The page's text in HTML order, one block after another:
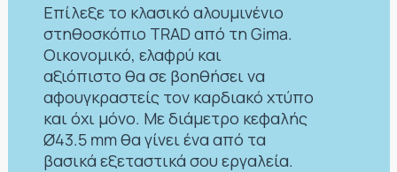
Επίλεξε το κλασικό αλουμινένιο
στηθοσκόπιο ΤRAD από τη Gima.
Οικονομικό, ελαφρύ και
αξιόπιστο θα σε βοηθήσει να
αφουγκραστείς τον καρδιακό χτύπο
και όχι μόνο. Με διάμετρο κεφαλής
Ø43.5 mm θα γίνει ένα από τα
βασικά εξεταστικά σου εργαλεία.